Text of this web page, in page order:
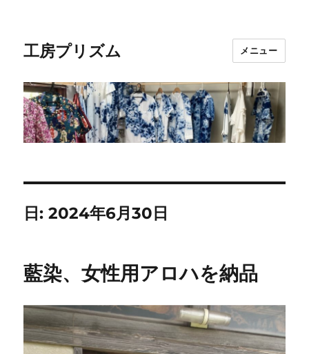
工房プリズム メニュー
日:2024年6月30日
藍染、女性用アロハを納品